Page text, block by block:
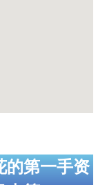
的第一手资